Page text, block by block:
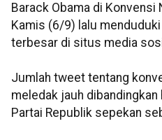
Barack Obama di Konvensi
Kamis (6/9) lalu
terbesar di situs media
Jumlah tweet tentang
meledak jauh
Partai Republik sepekan